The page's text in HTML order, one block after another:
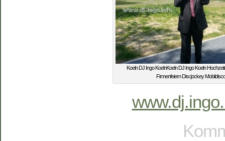
Koeln DJ Ingo KoelnKoeln DJ Ingo Koeln
Firmenfeiern Discjockey Mobildisco